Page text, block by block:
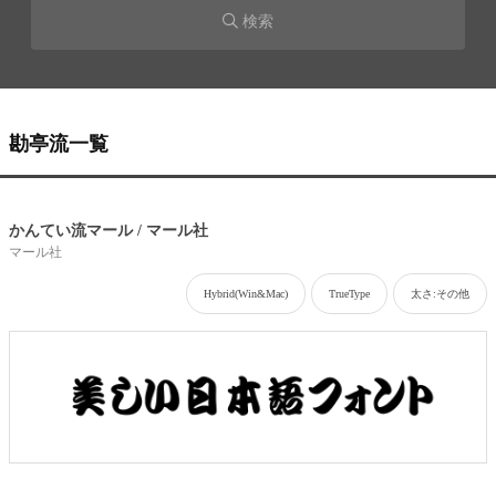
検索
勘亭流一覧
かんてい流マール / マール社
マール社
Hybrid(Win&Mac) TrueType 太さ:その他